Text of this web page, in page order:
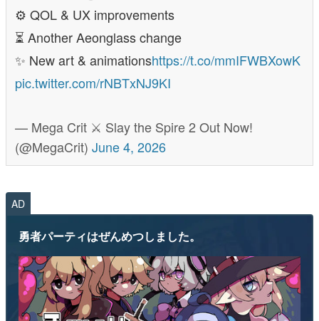
⚙️ QOL & UX improvements
⏳ Another Aeonglass change
✨ New art & animationshttps://t.co/mmIFWBXowK
pic.twitter.com/rNBTxNJ9KI
— Mega Crit ⚔️ Slay the Spire 2 Out Now!
(@MegaCrit) June 4, 2026
AD
勇者パーティはぜんめつしました。